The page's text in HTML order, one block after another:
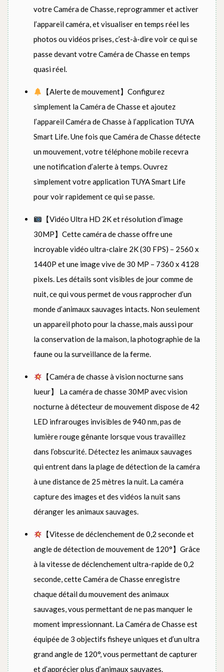
votre Caméra de Chasse, reprogrammer et activer
l’appareil caméra, et visualiser en temps réel les
photos ou vidéos prises, c’est-à-dire voir ce qui se
passe devant votre Caméra de Chasse en temps
quasi réel.
【Alerte de mouvement】Configurez
simplement la Caméra de Chasse et ajoutez
l’appareil Caméra de Chasse à l’application TUYA
Smart Life. Une fois que Caméra de Chasse détecte
un mouvement, votre téléphone mobile recevra
une notification d’alerte à temps. Ouvrez
simplement votre application TUYA Smart Life
pour voir rapidement ce qui se passe.
【Vidéo Ultra HD 2K et résolution d’image
30MP】Cette caméra de chasse offre une
incroyable vidéo ultra-claire 2K (30 FPS) – 2560 x
1440P et une image vive de 30 MP – 7360 x 4128
pixels. Les détails sont visibles de jour comme de
nuit, ce qui vous permet de vous rapprocher d’un
monde d’animaux sauvages intacts. Non seulement
un appareil photo pour la chasse, mais aussi pour
la conservation de la maison, la photographie de la
faune ou la surveillance de la ferme.
【Caméra de chasse à vision nocturne sans
lueur】 La caméra de chasse 30MP avec vision
nocturne à détecteur de mouvement dispose de 42
LED infrarouges invisibles de 940 nm, pas de
lumière rouge gênante lorsque vous travaillez
dans l’obscurité. Détectez les animaux sauvages
qui entrent dans la plage de détection de la caméra
à une distance de 25 mètres la nuit. La caméra
capture des images et des vidéos la nuit sans
déranger les animaux sauvages.
【Vitesse de déclenchement de 0,2 seconde et
angle de détection de mouvement de 120°】Grâce
à la vitesse de déclenchement ultra-rapide de 0,2
seconde, cette Caméra de Chasse enregistre
chaque détail du mouvement des animaux
sauvages, vous permettant de ne pas manquer le
moment impressionnant. La Caméra de Chasse est
équipée de 3 objectifs fisheye uniques et d’un ultra
grand angle de 120°, vous permettant de capturer
et d’apprécier plus d’animaux sauvages.